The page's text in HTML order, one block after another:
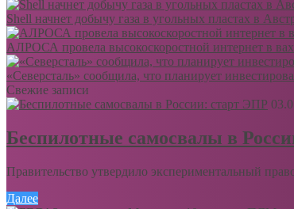
Shell начнет добычу газа в угольных пластах в
АЛРОСА провела высокоскоростной интернет в
«Северсталь» сообщила, что планирует
Свежие записи
Беспилотные самосвалы в
Правительство утвердило экспериментальный
Далее